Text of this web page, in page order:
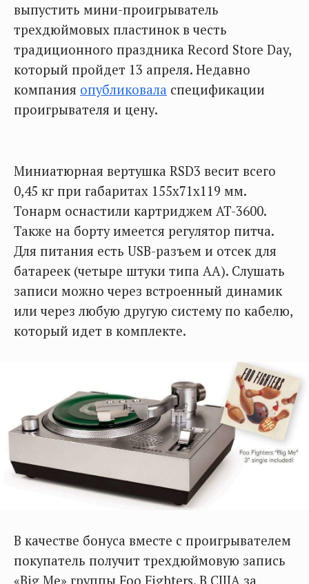
выпустить мини-проигрыватель
трехдюймовых пластинок в честь
традиционного праздника Record Store Day,
который пройдет 13 апреля. Недавно
компания опубликовала спецификации
проигрывателя и цену.
Миниатюрная вертушка RSD3 весит всего
0,45 кг при габаритах 155x71x119 мм.
Тонарм оснастили картриджем AT-3600.
Также на борту имеется регулятор питча.
Для питания есть USB-разъем и отсек для
батареек (четыре штуки типа AA). Слушать
записи можно через встроенный динамик
или через любую другую систему по кабелю,
который идет в комплекте.
В качестве бонуса вместе с проигрывателем
покупатель получит трехдюймовую запись
«Big Me» группы Foo Fighters. В США за